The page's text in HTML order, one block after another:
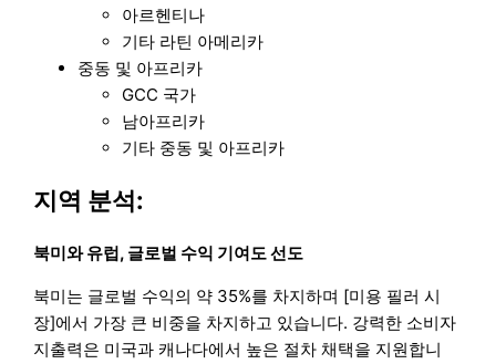
아르헨티나
기타 라틴 아메리카
중동 및 아프리카
GCC 국가
남아프리카
기타 중동 및 아프리카
지역 분석:
북미와 유럽, 글로벌 수익 기여도 선도
북미는 글로벌 수익의 약 35%를 차지하며 [미용 필러 시
장]에서 가장 큰 비중을 차지하고 있습니다. 강력한 소비자
지출력은 미국과 캐나다에서 높은 절차 채택을 지원합니